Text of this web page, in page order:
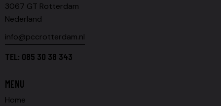
3067 GT Rotterdam
Nederland
info@pccrotterdam.nl
TEL: 085 30 38 343
MENU
Home